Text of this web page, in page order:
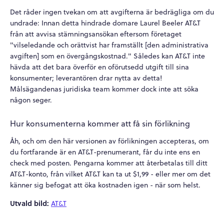
Det råder ingen tvekan om att avgifterna är bedrägliga om du
undrade: Innan detta hindrade domare Laurel Beeler AT&T
från att avvisa stämningsansökan eftersom företaget
"vilseledande och orättvist har framställt [den administrativa
avgiften] som en övergångskostnad." Således kan AT&T inte
hävda att det bara överför en oförutsedd utgift till sina
konsumenter; leverantören drar nytta av detta!
Målsägandenas juridiska team kommer dock inte att söka
någon seger.
Hur konsumenterna kommer att få sin förlikning
Åh, och om den här versionen av förlikningen accepteras, om
du fortfarande är en AT&T-prenumerant, får du inte ens en
check med posten. Pengarna kommer att återbetalas till ditt
AT&T-konto, från vilket AT&T kan ta ut $1,99 - eller mer om det
känner sig befogat att öka kostnaden igen - när som helst.
Utvald bild: AT&T